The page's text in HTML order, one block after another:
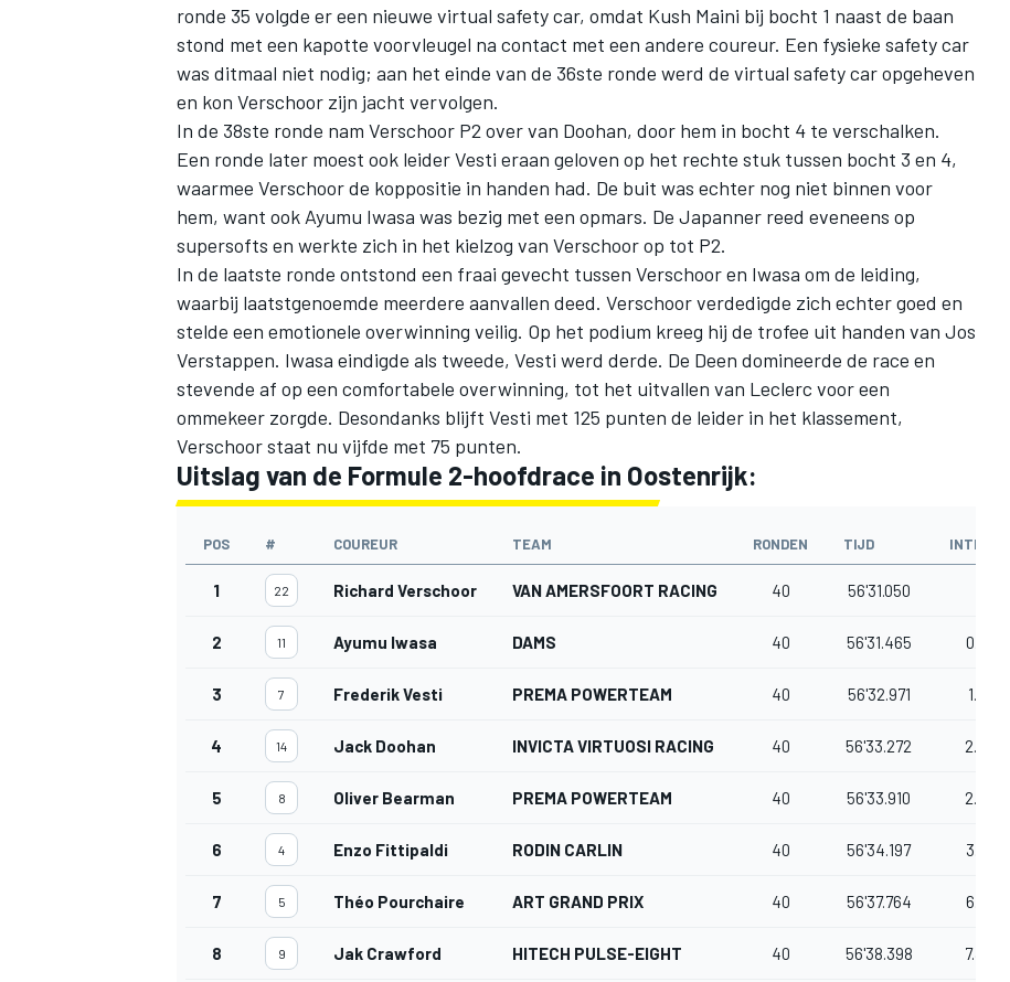
ronde 35 volgde er een nieuwe virtual safety car, omdat Kush Maini bij bocht 1 naast de baan
stond met een kapotte voorvleugel na contact met een andere coureur. Een fysieke safety car
was ditmaal niet nodig; aan het einde van de 36ste ronde werd de virtual safety car opgeheven
en kon Verschoor zijn jacht vervolgen.
In de 38ste ronde nam Verschoor P2 over van Doohan, door hem in bocht 4 te verschalken.
Een ronde later moest ook leider Vesti eraan geloven op het rechte stuk tussen bocht 3 en 4,
waarmee Verschoor de koppositie in handen had. De buit was echter nog niet binnen voor
hem, want ook Ayumu Iwasa was bezig met een opmars. De Japanner reed eveneens op
supersofts en werkte zich in het kielzog van Verschoor op tot P2.
In de laatste ronde ontstond een fraai gevecht tussen Verschoor en Iwasa om de leiding,
waarbij laatstgenoemde meerdere aanvallen deed. Verschoor verdedigde zich echter goed en
stelde een emotionele overwinning veilig. Op het podium kreeg hij de trofee uit handen van Jos
Verstappen. Iwasa eindigde als tweede, Vesti werd derde. De Deen domineerde de race en
stevende af op een comfortabele overwinning, tot het uitvallen van Leclerc voor een
ommekeer zorgde. Desondanks blijft Vesti met 125 punten de leider in het klassement,
Verschoor staat nu vijfde met 75 punten.
Uitslag van de Formule 2-hoofdrace in Oostenrijk:
POS # COUREUR TEAM RONDEN TIJD INTERVAL
1 22 Richard Verschoor VAN AMERSFOORT RACING 40 56'31.050
2 11 Ayumu Iwasa DAMS 40 56'31.465 0.415
3 7 Frederik Vesti PREMA POWERTEAM 40 56'32.971 1.921
4 14 Jack Doohan INVICTA VIRTUOSI RACING 40 56'33.272 2.222
5 8 Oliver Bearman PREMA POWERTEAM 40 56'33.910 2.860
6 4 Enzo Fittipaldi RODIN CARLIN 40 56'34.197 3.147
7 5 Théo Pourchaire ART GRAND PRIX 40 56'37.764 6.714
8 9 Jak Crawford HITECH PULSE-EIGHT 40 56'38.398 7.348